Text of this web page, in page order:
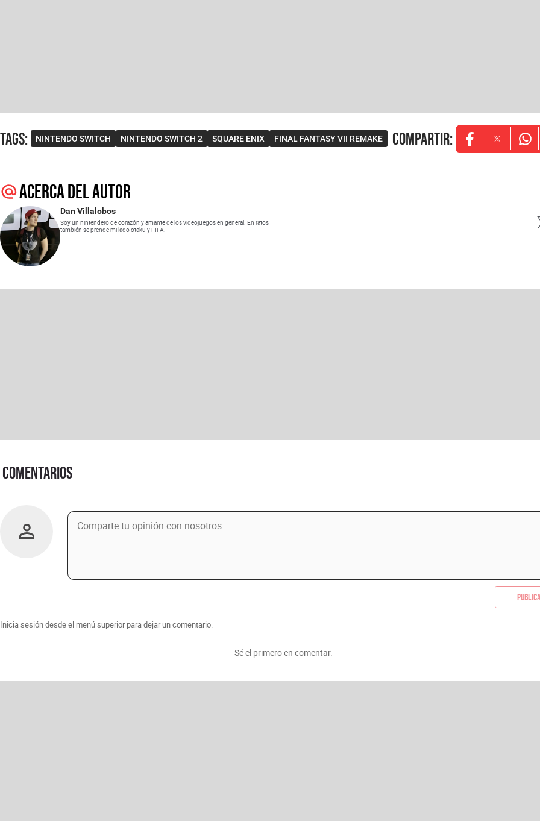
Tags: NINTENDO SWITCH NINTENDO SWITCH 2 SQUARE ENIX FINAL FANTASY VII REMAKE Compartir: Opens in new
Opens in
Acerca del autor
Dan Villalobos
Soy un nintendero de corazón y amante de los videojuegos en general. En ratos
también se prende mi lado otaku y FIFA.
Comentarios
Inicia sesión desde el menú superior para dejar un comentario.
Sé el primero en comentar.